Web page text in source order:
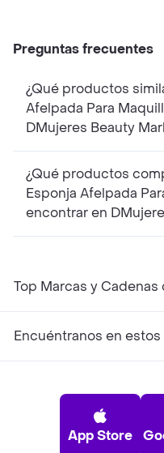
Preguntas frecuentes
¿Qué productos
Afelpada Para
DMujeres Beauty
¿Qué productos
Esponja Afelpada
encontrar en
Top Marcas y
Encuéntranos en estos
App Store